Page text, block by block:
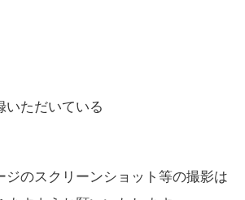
いただいている
のスクリーンショット等の撮影は